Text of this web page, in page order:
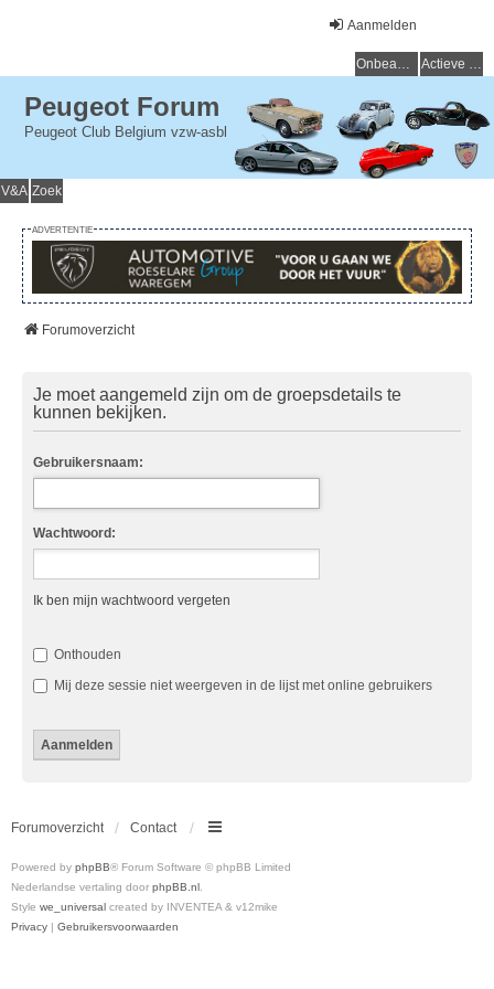
Aanmelden
Onbeantwoorde onderwerpen Actieve onderwerpen
Peugeot Forum
Peugeot Club Belgium vzw-asbl
V&A Zoek
ADVERTENTIE
Forumoverzicht
Je moet aangemeld zijn om de groepsdetails te
kunnen bekijken.
Gebruikersnaam:
Wachtwoord:
Ik ben mijn wachtwoord vergeten
Onthouden
Mij deze sessie niet weergeven in de lijst met online gebruikers
Forumoverzicht Contact
Powered by phpBB® Forum Software © phpBB Limited
Nederlandse vertaling door phpBB.nl.
Style we_universal created by INVENTEA & v12mike
Privacy | Gebruikersvoorwaarden